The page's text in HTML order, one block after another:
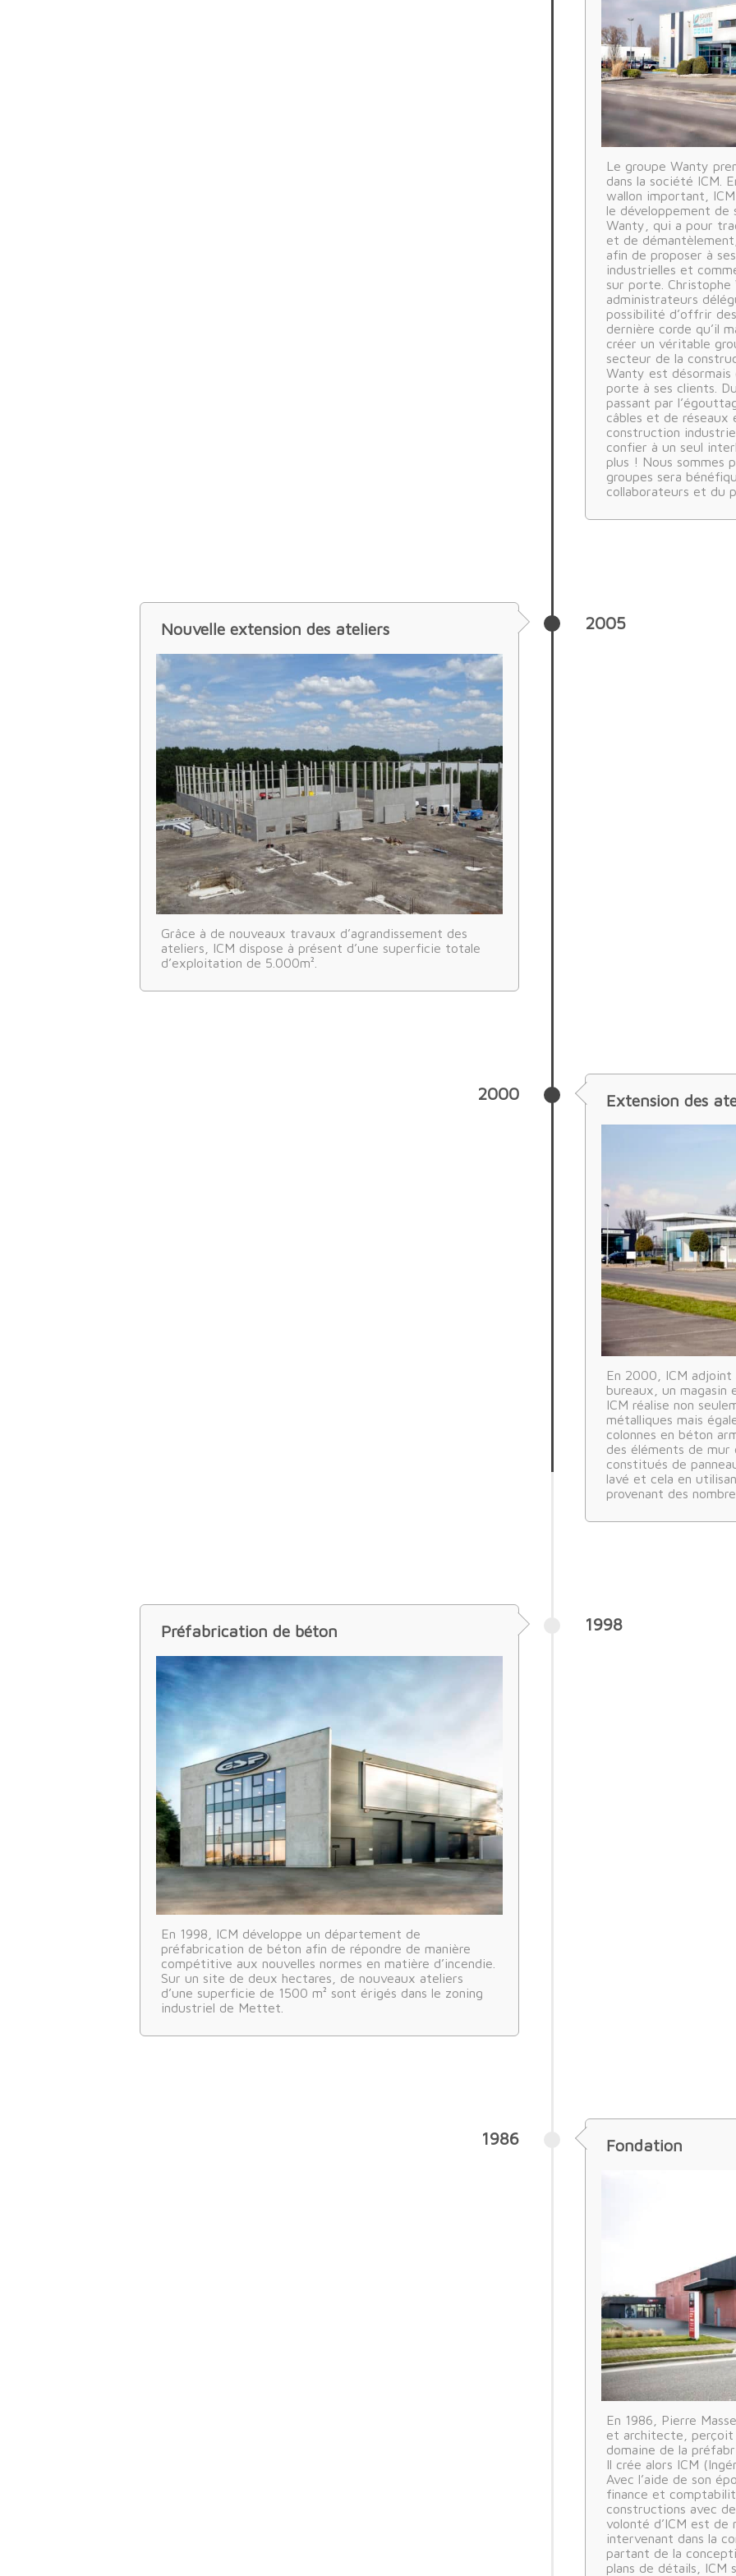
Le groupe Wanty
dans la société ICM.
wallon important,
le développement de
Wanty, qui a pour
et de
afin de proposer à
industrielles et
sur porte. Christophe
administrateurs
possibilité d’offrir
dernière corde qu’il
créer un véritable
secteur de la
Wanty est désormais
porte à ses clients.
passant par
câbles et de réseaux
construction
confier à un seul
plus ! Nous sommes
groupes sera
collaborateurs et du
2005
Nouvelle extension des ateliers
Grâce à de nouveaux travaux d’agrandissement des
ateliers, ICM dispose à présent d’une superficie totale
d’exploitation de 5.000m².
2000 Extension des
En 2000, ICM
bureaux, un magasin
ICM réalise non
métalliques mais
colonnes en béton
des éléments de mur
constitués de
lavé et cela en
provenant des
1998
Préfabrication de béton
En 1998, ICM développe un département de
préfabrication de béton afin de répondre de manière
compétitive aux nouvelles normes en matière d’incendie.
Sur un site de deux hectares, de nouveaux ateliers
d’une superficie de 1500 m² sont érigés dans le zoning
industriel de Mettet.
1986 Fondation
En 1986, Pierre
et architecte, perçoit
domaine de la
Il crée alors ICM
Avec l’aide de son
finance et
constructions avec
volonté d’ICM est
intervenant dans la
partant de la
plans de détails, ICM